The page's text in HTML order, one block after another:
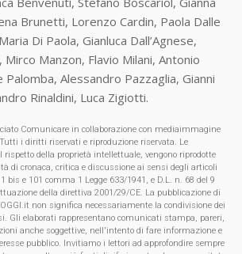
Brunetti, Lorenzo Cardin, Paola Dalle
Di Paola, Gianluca Dall’Agnese,
Manzon, Flavio Milani, Antonio
Alessandro Pazzaglia, Gianni
Rinaldini, Luca Zigiotti.
Comunicare in collaborazione con mediaimmagine
i diritti riservati e riproduzione riservata. Le
della proprietà intellettuale, vengono riprodotte
di cronaca, critica e discussione ai sensi degli articoli
bis e 101 comma 1 Legge 633/1941, e D.L. n. 68 del 9
della direttiva 2001/29/CE. La pubblicazione di
non significa necessariamente la condivisione dei
Gli elaborati rappresentano comunicati stampa, pareri,
anche soggettive, nell'intento di fare informazione e
pubblico. Invitiamo i lettori ad approfondire sempre